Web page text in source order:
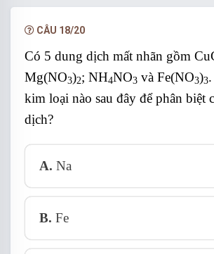
CÂU 18/20
Có 5 dung dịch mất nhãn gồm
Mg(NO3)2; NH4NO3 và Fe(NO3)3
kim loại nào sau đây để phân biệt
dịch?
A. Na
B. Fe